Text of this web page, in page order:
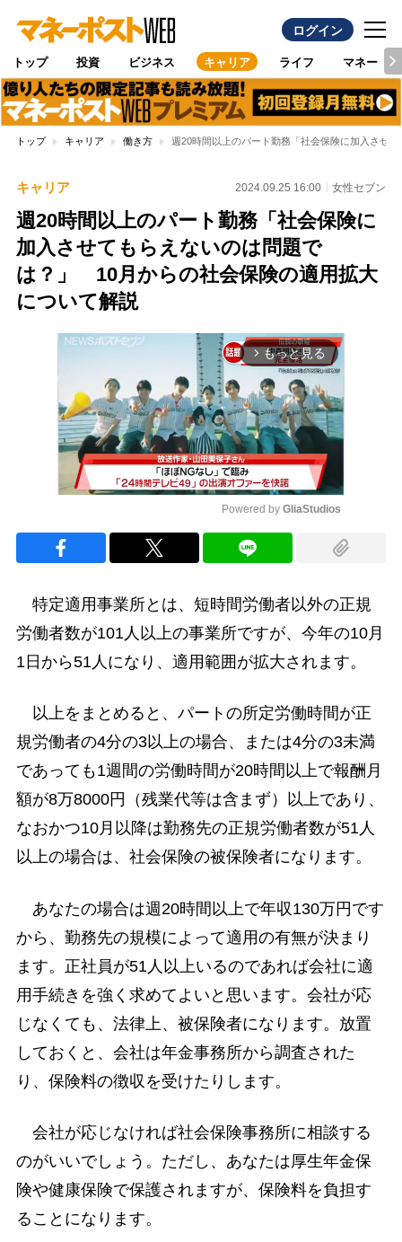
ログイン
トップ 投資 ビジネス キャリア ライフ マネー
トップ キャリア 働き方 週20時間以上のパート勤務「社会保険に加入させ
キャリア 2024.09.25 16:00 女性セブン
週20時間以上のパート勤務「社会保険に
加入させてもらえないのは問題で
は？」 10月からの社会保険の適用拡大
について解説
arrow_forward_ios もっと見る
Powered by GliaStudios
特定適用事業所とは、短時間労働者以外の正規
労働者数が101人以上の事業所ですが、今年の10月
1日から51人になり、適用範囲が拡大されます。
以上をまとめると、パートの所定労働時間が正
規労働者の4分の3以上の場合、または4分の3未満
であっても1週間の労働時間が20時間以上で報酬月
額が8万8000円（残業代等は含まず）以上であり、
なおかつ10月以降は勤務先の正規労働者数が51人
以上の場合は、社会保険の被保険者になります。
あなたの場合は週20時間以上で年収130万円です
から、勤務先の規模によって適用の有無が決まり
ます。正社員が51人以上いるのであれば会社に適
用手続きを強く求めてよいと思います。会社が応
じなくても、法律上、被保険者になります。放置
しておくと、会社は年金事務所から調査された
り、保険料の徴収を受けたりします。
会社が応じなければ社会保険事務所に相談する
のがいいでしょう。ただし、あなたは厚生年金保
険や健康保険で保護されますが、保険料を負担す
ることになります。